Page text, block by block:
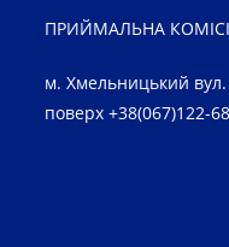
ПРИЙМАЛЬНА
м. Хмельницький вул.
поверх +38(067)122-